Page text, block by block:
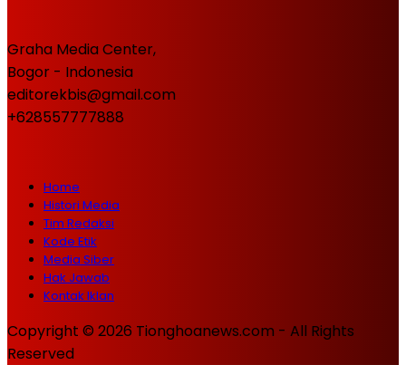
Graha Media Center,
Bogor - Indonesia
editorekbis@gmail.com
+628557777888
Home
Histori Media
Tim Redaksi
Kode Etik
Media Siber
Hak Jawab
Kontak Iklan
Copyright © 2026 Tionghoanews.com - All Rights
Reserved